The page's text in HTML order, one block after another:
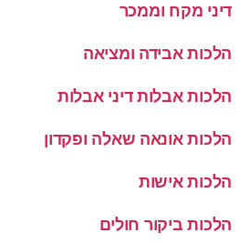
דיני מקח וממכר
הלכות אבידה ומציאה
הלכות אבלות דיני אבלות
הלכות אונאה שאלה ופקדון
הלכות אישות
הלכות ביקור חולים